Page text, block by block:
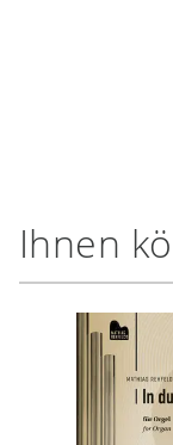
Ihnen